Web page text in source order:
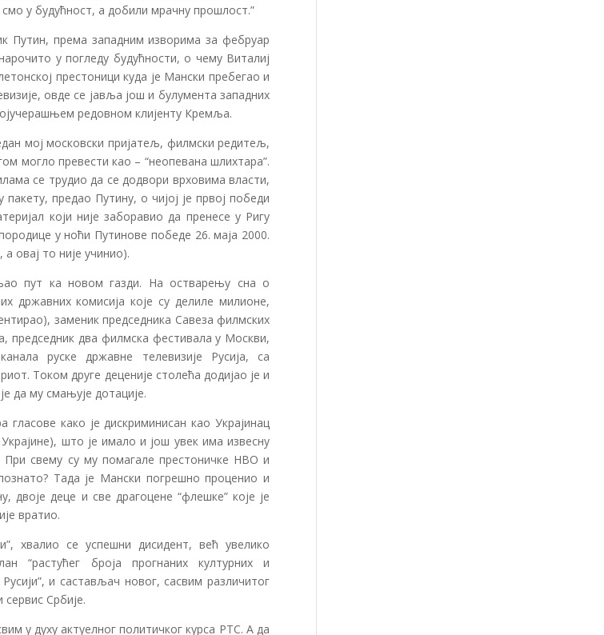
у будућност, а добили мрачну прошлост.”
Путин, према западним изворима за фебруар
у погледу будућности, о чему Виталиј
престоници куда је Мански пребегао и
овде се јавља још и булумента западних
редовном клијенту Кремља.
мој московски пријатељ, филмски редитељ,
могло превести као – “неопевана шлихтара”.
се трудио да се додвори врховима власти,
предао Путину, о чијој је првој победи
који није заборавио да пренесе у Ригу
у ноћи Путинове победе 26. маја 2000.
овај то није учинио).
пут ка новом газди. На остварењу сна о
државних комисија које су делиле милионе,
заменик председника Савеза филмских
председник два филмска фестивала у Москви,
руске државне телевизије Русија, са
Током друге деценије столећа додијао је и
да му смањује дотације.
гласове како је дискриминисан као Украјинац
што је имало и још увек има извесну
При свему су му помагале престоничке НВО и
Тада је Мански погрешно проценио и
двоје деце и све драгоцене “флешке” које је
вратио.
хвалио се успешни дисидент, већ увелико
“растућег броја прогнаних културних и
и састављач новог, сасвим различитог
Србије.
у духу актуелног политичког курса РТС. А да